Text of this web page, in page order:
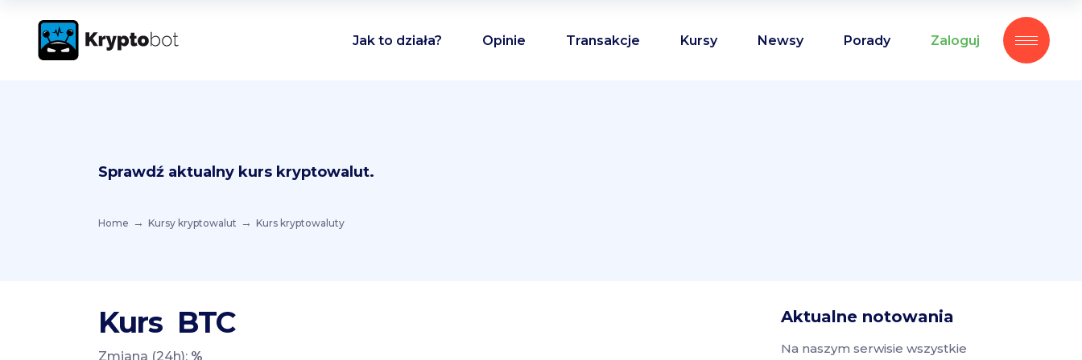
Jak to działa? Opinie Transakcje Kursy Newsy Porady Zaloguj
Sprawdź aktualny kurs kryptowalut.
Home Kursy kryptowalut Kurs kryptowaluty
Kurs BTC
Zmiana (24h): %
Aktualne notowania
Na naszym serwisie wszystkie